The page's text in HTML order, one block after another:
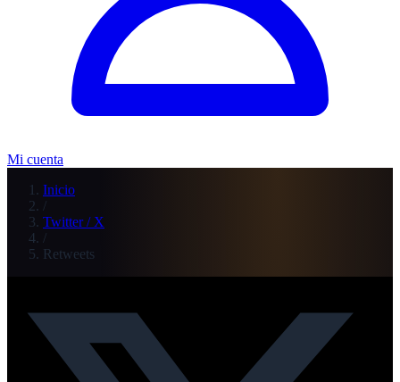
Mi cuenta
Inicio
/
Twitter / X
/
Retweets